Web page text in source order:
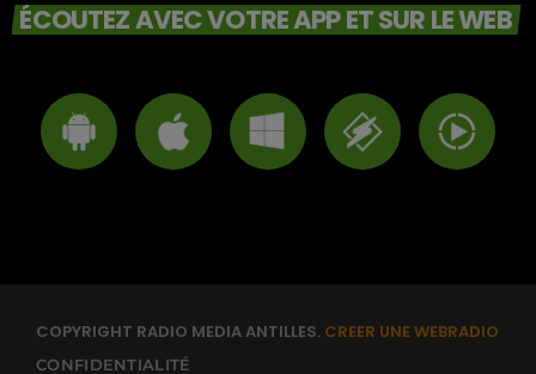
ÉCOUTEZ AVEC VOTRE APP ET SUR LE WEB
COPYRIGHT RADIO MEDIA ANTILLES. CREER UNE WEBRADIO
CONFIDENTIALITÉ